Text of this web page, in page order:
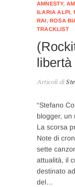
AMNESTY,
ILARIA ALPI,
RAI,ROSA
TRACKLIST
Articoli di
“Stefano
blogger, un
La scorsa
Note di
sette
attualità, il
destinato
del…